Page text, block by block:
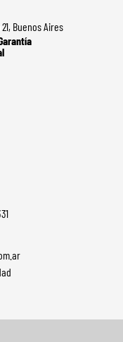
Buenos Aires